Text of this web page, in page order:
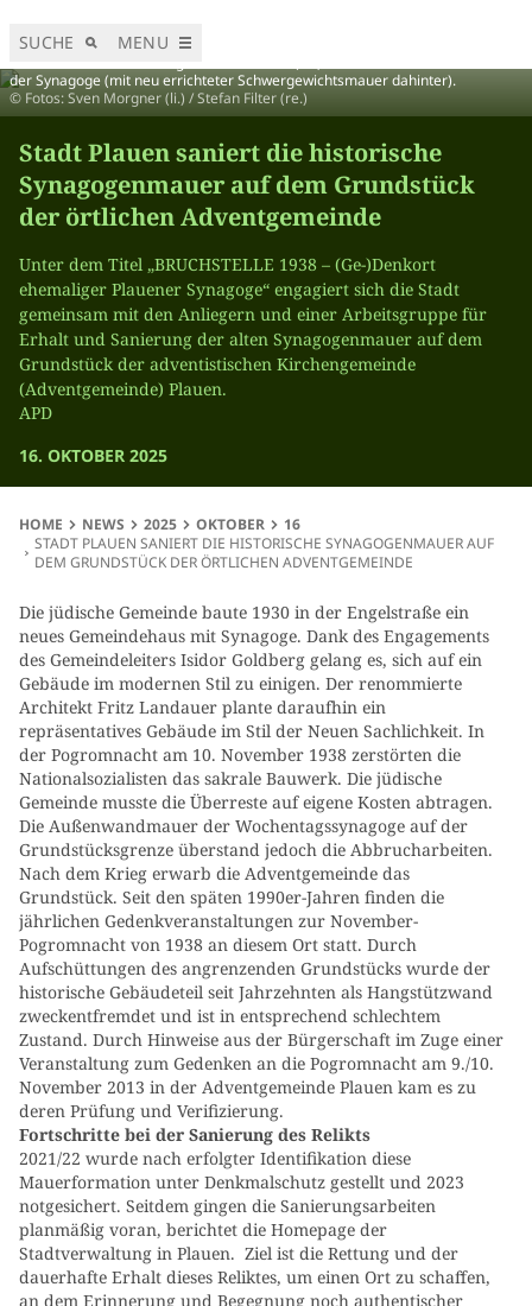
SUCHE MENU
der Synagoge (mit neu errichteter Schwergewichtsmauer dahinter).
© Fotos: Sven Morgner (li.) / Stefan Filter (re.)
Stadt Plauen saniert die historische
Synagogenmauer auf dem Grundstück
der örtlichen Adventgemeinde
Unter dem Titel „BRUCHSTELLE 1938 – (Ge-)Denkort
ehemaliger Plauener Synagoge“ engagiert sich die Stadt
gemeinsam mit den Anliegern und einer Arbeitsgruppe für
Erhalt und Sanierung der alten Synagogenmauer auf dem
Grundstück der adventistischen Kirchengemeinde
(Adventgemeinde) Plauen.
APD
16. OKTOBER 2025
HOME NEWS 2025 OKTOBER
16
STADT PLAUEN SANIERT DIE HISTORISCHE SYNAGOGENMAUER AUF
DEM GRUNDSTÜCK DER ÖRTLICHEN ADVENTGEMEINDE
Die jüdische Gemeinde baute 1930 in der Engelstraße ein
neues Gemeindehaus mit Synagoge. Dank des Engagements
des Gemeindeleiters Isidor Goldberg gelang es, sich auf ein
Gebäude im modernen Stil zu einigen. Der renommierte
Architekt Fritz Landauer plante daraufhin ein
repräsentatives Gebäude im Stil der Neuen Sachlichkeit. In
der Pogromnacht am 10. November 1938 zerstörten die
Nationalsozialisten das sakrale Bauwerk. Die jüdische
Gemeinde musste die Überreste auf eigene Kosten abtragen.
Die Außenwandmauer der Wochentagssynagoge auf der
Grundstücksgrenze überstand jedoch die Abbrucharbeiten.
Nach dem Krieg erwarb die Adventgemeinde das
Grundstück. Seit den späten 1990er-Jahren finden die
jährlichen Gedenkveranstaltungen zur November-
Pogromnacht von 1938 an diesem Ort statt. Durch
Aufschüttungen des angrenzenden Grundstücks wurde der
historische Gebäudeteil seit Jahrzehnten als Hangstützwand
zweckentfremdet und ist in entsprechend schlechtem
Zustand. Durch Hinweise aus der Bürgerschaft im Zuge einer
Veranstaltung zum Gedenken an die Pogromnacht am 9./10.
November 2013 in der Adventgemeinde Plauen kam es zu
deren Prüfung und Verifizierung.
Fortschritte bei der Sanierung des Relikts
2021/22 wurde nach erfolgter Identifikation diese
Mauerformation unter Denkmalschutz gestellt und 2023
notgesichert. Seitdem gingen die Sanierungsarbeiten
planmäßig voran, berichtet die Homepage der
Stadtverwaltung in Plauen. Ziel ist die Rettung und der
dauerhafte Erhalt dieses Reliktes, um einen Ort zu schaffen,
an dem Erinnerung und Begegnung noch authentischer